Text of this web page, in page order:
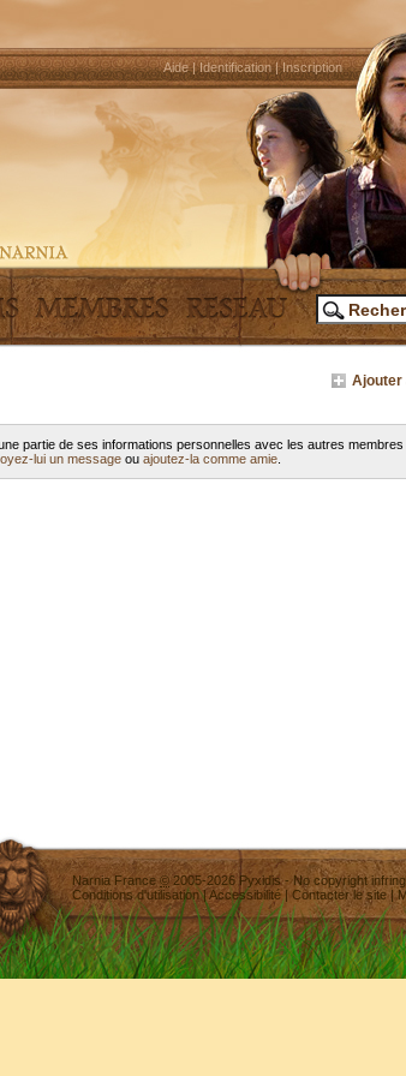
Aide|Identification|Inscription
Ajouter
partie de ses informations personnelles avec les autres membres
lui un message ou ajoutez-la comme amie
Narnia France ©2005-2026 Pyxidis- No copyright
Conditions d'utilisation|Accessibilité| Contacter le site|